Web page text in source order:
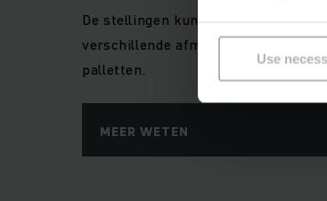
Use
De stellingen kunt u gebruiken
verschillende afmetingen en
palletten.
MEER WETEN